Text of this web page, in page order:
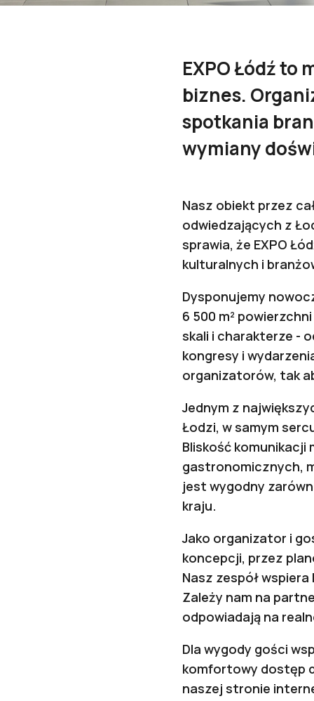
EXPO Łódź to
biznes.
spotkania
wymiany
Nasz obiekt przez
odwiedzających z
sprawia, że EXPO
kulturalnych i
Dysponujemy
6 500 m²
skali i charakterze -
kongresy i
organizatorów, tak
Jednym z
Łodzi, w samym
Bliskość
gastronomicznych,
jest wygodny
kraju.
Jako organizator i
koncepcji, przez
Nasz zespół
Zależy nam na
odpowiadają na
Dla wygody gości
komfortowy dostęp
naszej stronie